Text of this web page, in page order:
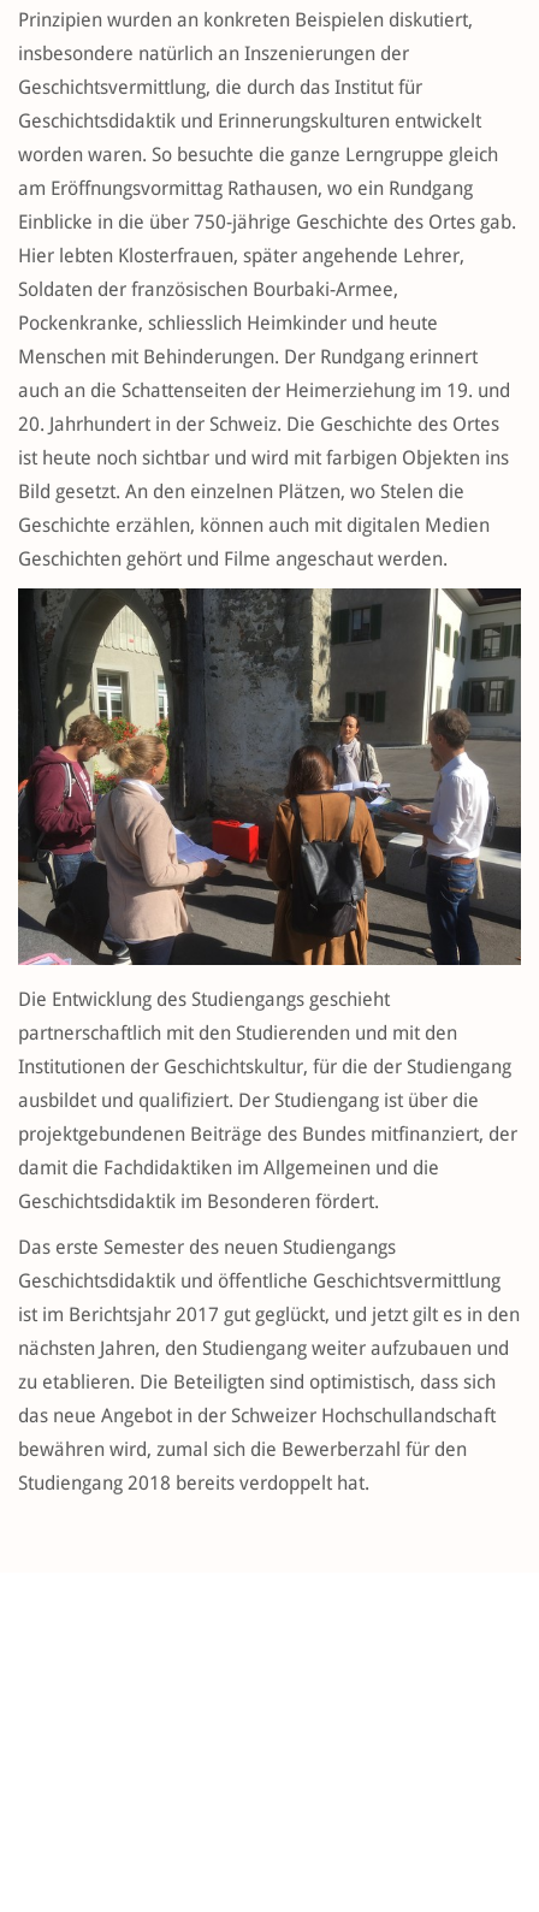
Prinzipien wurden an konkreten Beispielen diskutiert,
insbesondere natürlich an Inszenierungen der
Geschichtsvermittlung, die durch das Institut für
Geschichtsdidaktik und Erinnerungskulturen entwickelt
worden waren. So besuchte die ganze Lerngruppe gleich
am Eröffnungsvormittag Rathausen, wo ein Rundgang
Einblicke in die über 750-jährige Geschichte des Ortes gab.
Hier lebten Klosterfrauen, später angehende Lehrer,
Soldaten der französischen Bourbaki-Armee,
Pockenkranke, schliesslich Heimkinder und heute
Menschen mit Behinderungen. Der Rundgang erinnert
auch an die Schattenseiten der Heimerziehung im 19. und
20. Jahrhundert in der Schweiz. Die Geschichte des Ortes
ist heute noch sichtbar und wird mit farbigen Objekten ins
Bild gesetzt. An den einzelnen Plätzen, wo Stelen die
Geschichte erzählen, können auch mit digitalen Medien
Geschichten gehört und Filme angeschaut werden.
Die Entwicklung des Studiengangs geschieht
partnerschaftlich mit den Studierenden und mit den
Institutionen der Geschichtskultur, für die der Studiengang
ausbildet und qualifiziert. Der Studiengang ist über die
projektgebundenen Beiträge des Bundes mitfinanziert, der
damit die Fachdidaktiken im Allgemeinen und die
Geschichtsdidaktik im Besonderen fördert.
Das erste Semester des neuen Studiengangs
Geschichtsdidaktik und öffentliche Geschichtsvermittlung
ist im Berichtsjahr 2017 gut geglückt, und jetzt gilt es in den
nächsten Jahren, den Studiengang weiter aufzubauen und
zu etablieren. Die Beteiligten sind optimistisch, dass sich
das neue Angebot in der Schweizer Hochschullandschaft
bewähren wird, zumal sich die Bewerberzahl für den
Studiengang 2018 bereits verdoppelt hat.